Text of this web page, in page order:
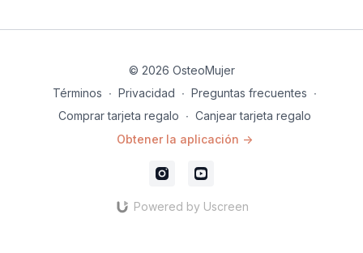
© 2026 OsteoMujer
Términos ∙ Privacidad ∙ Preguntas frecuentes ∙
Comprar tarjeta regalo ∙ Canjear tarjeta regalo
Obtener la aplicación ->
Powered by Uscreen